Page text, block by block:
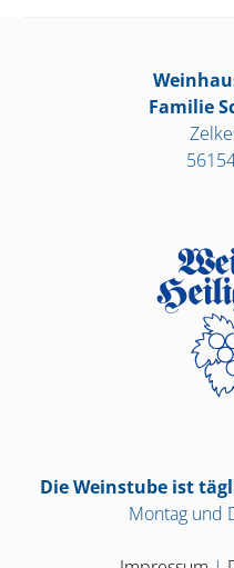
Familie
Die Weinstube ist
Montag und